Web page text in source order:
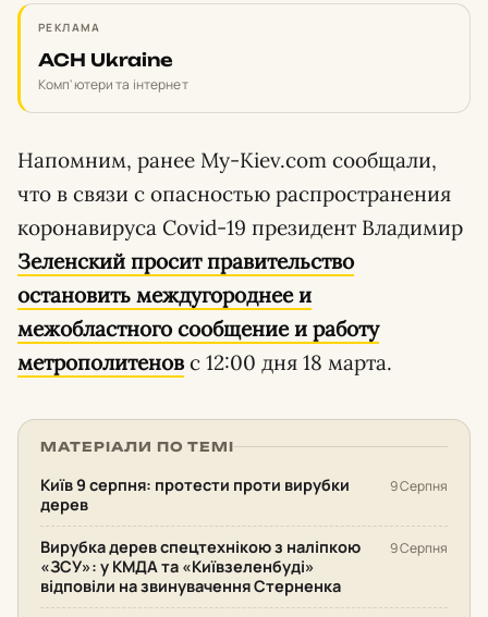
РЕКЛАМА
ACH Ukraine
Комп'ютери та інтернет
Напомним, ранее My-Kiev.com сообщали,
что в связи с опасностью распространения
коронавируса Covid-19 президент Владимир
Зеленский просит правительство
остановить междугороднее и
межобластного сообщение и работу
метрополитенов с 12:00 дня 18 марта.
МАТЕРІАЛИ ПО ТЕМІ
Київ 9 серпня: протести проти вирубки
дерев
9 Серпня
Вирубка дерев спецтехнікою з наліпкою
«ЗСУ»: у КМДА та «Київзеленбуді»
відповіли на звинувачення Стерненка
9 Серпня